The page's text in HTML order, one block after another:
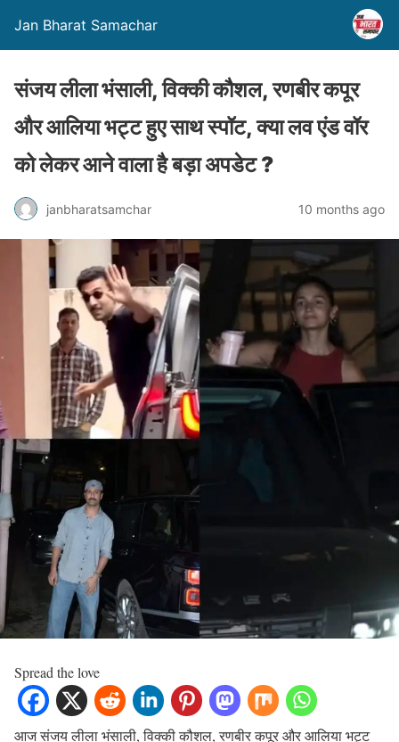
Jan Bharat Samachar
संजय लीला भंसाली, विक्की कौशल, रणबीर कपूर
और आलिया भट्ट हुए साथ स्पॉट, क्या लव एंड वॉर
को लेकर आने वाला है बड़ा अपडेट ?
janbharatsamchar 10 months ago
Spread the love
आज संजय लीला भंसाली, विक्की कौशल, रणबीर कपूर और आलिया भट्ट